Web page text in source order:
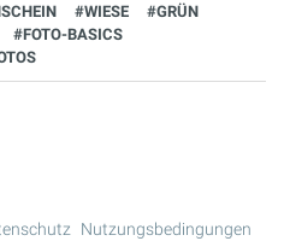
#WIESE
#GRÜN
#FOTO-BASICS
Nutzungsbedingungen